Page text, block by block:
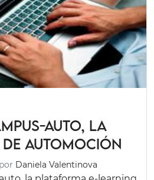
auto, la
automoción
por Daniela Valentinova